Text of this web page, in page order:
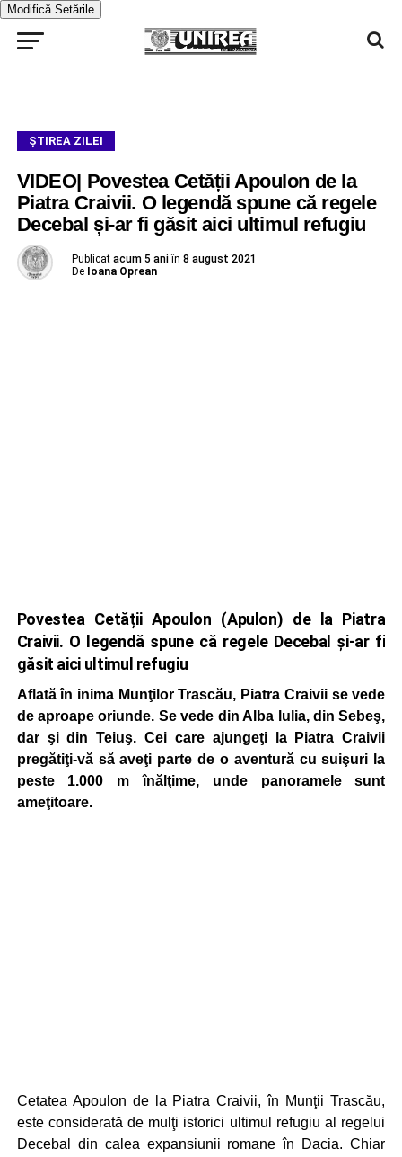
Modifică Setările
ŞTIREA ZILEI
VIDEO| Povestea Cetății Apoulon de la
Piatra Craivii. O legendă spune că regele
Decebal și-ar fi găsit aici ultimul refugiu
Publicat acum 5 ani în 8 august 2021
De Ioana Oprean
Povestea Cetății Apoulon (Apulon) de la Piatra
Craivii. O legendă spune că regele Decebal și-ar fi
găsit aici ultimul refugiu
Aflată în inima Munţilor Trascău, Piatra Craivii se vede
de aproape oriunde. Se vede din Alba lulia, din Sebeş,
dar şi din Teiuş. Cei care ajungeţi la Piatra Craivii
pregătiţi-vă să aveţi parte de o aventură cu suişuri la
peste 1.000 m înălţime, unde panoramele sunt
ameţitoare.
Cetatea Apoulon de la Piatra Craivii, în Munţii Trascău,
este considerată de mulţi istorici ultimul refugiu al regelui
Decebal din calea expansiunii romane în Dacia. Chiar